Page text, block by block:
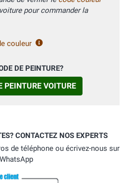
pour commander la
couleur
DE PEINTURE?
PEINTURE VOITURE
CONTACTEZ NOS EXPERTS
de téléphone ou écrivez-nous sur
WhatsApp